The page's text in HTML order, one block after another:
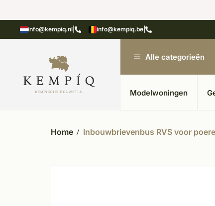
info@kempiq.nl info@kempiq.be
in Kesteren Unieke materialen in
Alle categorieën
Modelwoningen
Home Inbouwbrievenbus RVS voor